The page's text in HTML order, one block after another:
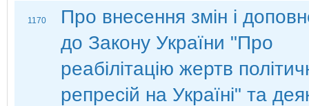
1170
Про внесення змін і
до Закону України "Про
реабілітацію жертв
репресій на Україні" та